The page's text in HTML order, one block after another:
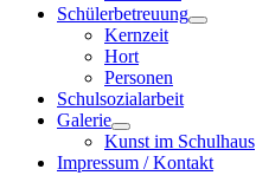
Schülerbetreuung
Kernzeit
Hort
Personen
Schulsozialarbeit
Galerie
Kunst im Schulhaus
Impressum / Kontakt